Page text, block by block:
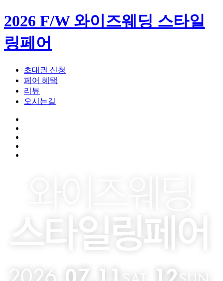
2026 F/W 와이즈웨딩 스타일
링페어
초대권 신청
페어 혜택
리뷰
오시는길